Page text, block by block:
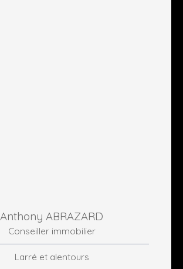
Anthony ABRAZARD
Conseiller immobilier
Larré et alentours